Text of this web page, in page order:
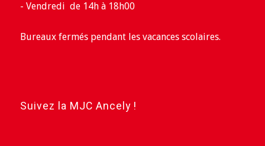
- Vendredi de 14h à 18h00
Bureaux fermés pendant les vacances scolaires.
Suivez la MJC Ancely !